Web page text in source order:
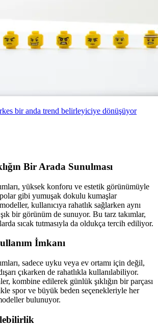
bir anda trend belirleyiciye dönüşüyor
Bir Arada Sunulması
yüksek konforu ve estetik görünümüyle
gibi yumuşak dokulu kumaşlar
kullanıcıya rahatlık sağlarken aynı
bir görünüm de sunuyor. Bu tarz takımlar,
sıcak tutmasıyla da oldukça tercih ediliyor.
İmkanı
sadece uyku veya ev ortamı için değil,
çıkarken de rahatlıkla kullanılabiliyor.
kombine edilerek günlük şıklığın bir parçası
spor ve büyük beden seçenekleriyle her
bulunuyor.